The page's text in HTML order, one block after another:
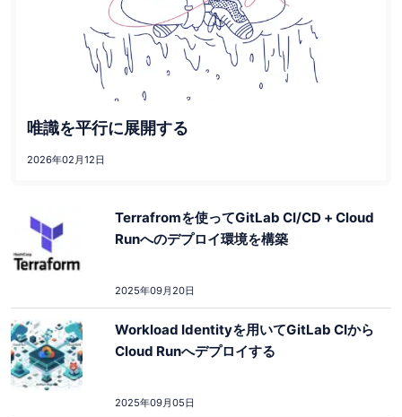
唯識を平行に展開する
2026年02月12日
Terrafromを使ってGitLab CI/CD + Cloud
Runへのデプロイ環境を構築
2025年09月20日
Workload Identityを用いてGitLab CIから
Cloud Runへデプロイする
2025年09月05日